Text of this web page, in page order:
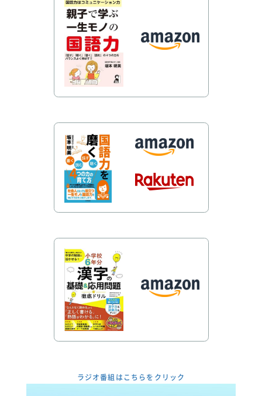
ラジオ番組はこちらをクリック